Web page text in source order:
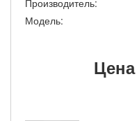
Модель:
Цена